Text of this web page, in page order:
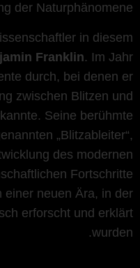
der Naturphänomene.
in diesem
Franklin. Im Jahr
durch, bei denen er
zwischen Blitzen und
Seine berühmte
„Blitzableiter“,
des modernen
Fortschritte
einer neuen Ära, in der
erforscht und erklärt
wurden.